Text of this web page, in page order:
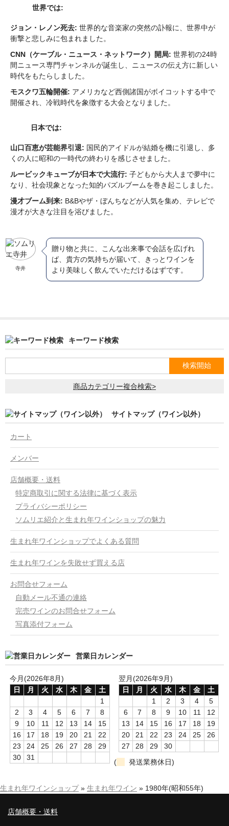
世界では:
ジョン・レノン死去: 世界的な音楽家の突然の訃報に、世界中が
衝撃と悲しみに包まれました。
CNN（ケーブル・ニュース・ネットワーク）開局: 世界初の24時
間ニュース専門チャンネルが誕生し、ニュースの伝え方に新しい
時代をもたらしました。
モスクワ五輪開催: アメリカなど西側諸国がボイコットする中で
開催され、冷戦時代を象徴する大会となりました。
日本では:
山口百恵が芸能界引退: 国民的アイドルが結婚を機に引退し、多
くの人に昭和の一時代の終わりを感じさせました。
ルービックキューブが日本で大流行: 子どもから大人まで夢中に
なり、社会現象となった知的パズルブームを巻き起こしました。
漫才ブーム到来: B&Bやザ・ぼんちなどが人気を集め、テレビで
漫才が大きな注目を浴びました。
寺井
贈り物と共に、こんな出来事で会話を広げれ
ば、貴方の気持ちが届いて、きっとワインを
より美味しく飲んでいただけるはずです。
キーワード検索
商品カテゴリー複合検索>
サイトマップ（ワイン以外）
カート
メンバー
店舗概要・送料
特定商取引に関する法律に基づく表示
プライバシーポリシー
ソムリエ紹介と生まれ年ワインショップの魅力
生まれ年ワインショップでよくある質問
生まれ年ワインを失敗せず買える店
お問合せフォーム
自動メール不通の連絡
完売ワインのお問合せフォーム
写真添付フォーム
営業日カレンダー
今月(2026年8月)
日
月 火 水 木 金
土
1
2
3 4 5 6 7
8
9
10 11 12 13 14
15
16
17 18 19 20 21
22
23
24 25 26 27 28
29
30
31
翌月(2026年9月)
日
月 火 水 木 金
土
1
2 3 4
5
6
7 8 9 10 11
12
13
14 15 16 17 18
19
20
21 22 23 24 25
26
27
28 29
30
(
発送業務休日)
生まれ年ワインショップ» 生まれ年ワイン » 1980年(昭和55年)
店舗概要・送料